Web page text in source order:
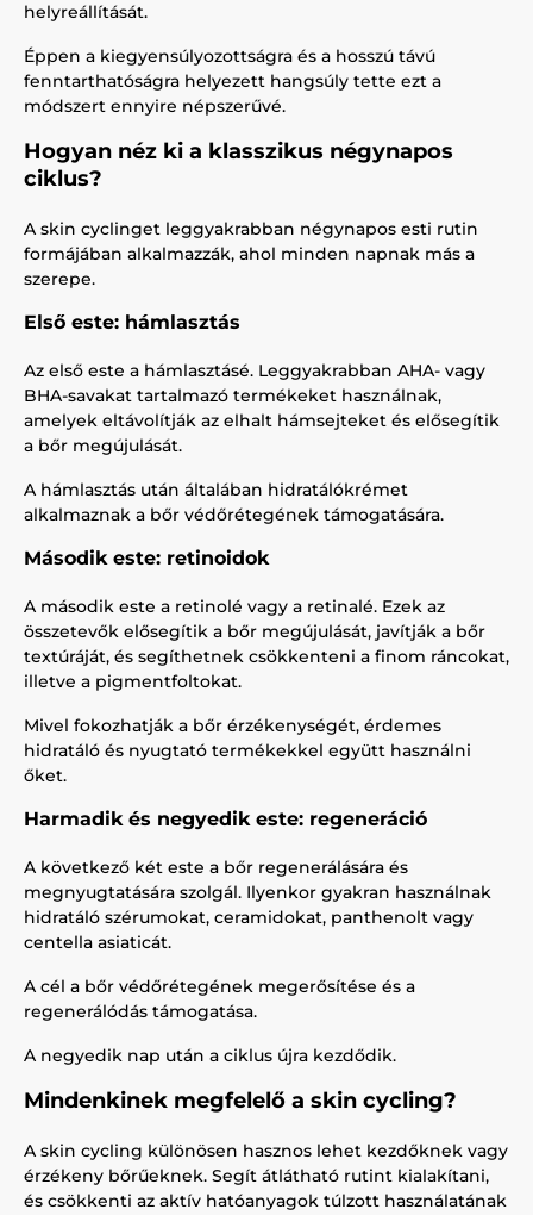
helyreállítását.
Éppen a kiegyensúlyozottságra és a hosszú távú
fenntarthatóságra helyezett hangsúly tette ezt a
módszert ennyire népszerűvé.
Hogyan néz ki a klasszikus négynapos
ciklus?
A skin cyclinget leggyakrabban négynapos esti rutin
formájában alkalmazzák, ahol minden napnak más a
szerepe.
Első este: hámlasztás
Az első este a hámlasztásé. Leggyakrabban AHA- vagy
BHA-savakat tartalmazó termékeket használnak,
amelyek eltávolítják az elhalt hámsejteket és elősegítik
a bőr megújulását.
A hámlasztás után általában hidratálókrémet
alkalmaznak a bőr védőrétegének támogatására.
Második este: retinoidok
A második este a retinolé vagy a retinalé. Ezek az
összetevők elősegítik a bőr megújulását, javítják a bőr
textúráját, és segíthetnek csökkenteni a finom ráncokat,
illetve a pigmentfoltokat.
Mivel fokozhatják a bőr érzékenységét, érdemes
hidratáló és nyugtató termékekkel együtt használni
őket.
Harmadik és negyedik este: regeneráció
A következő két este a bőr regenerálására és
megnyugtatására szolgál. Ilyenkor gyakran használnak
hidratáló szérumokat, ceramidokat, panthenolt vagy
centella asiaticát.
A cél a bőr védőrétegének megerősítése és a
regenerálódás támogatása.
A negyedik nap után a ciklus újra kezdődik.
Mindenkinek megfelelő a skin cycling?
A skin cycling különösen hasznos lehet kezdőknek vagy
érzékeny bőrűeknek. Segít átlátható rutint kialakítani,
és csökkenti az aktív hatóanyagok túlzott használatának